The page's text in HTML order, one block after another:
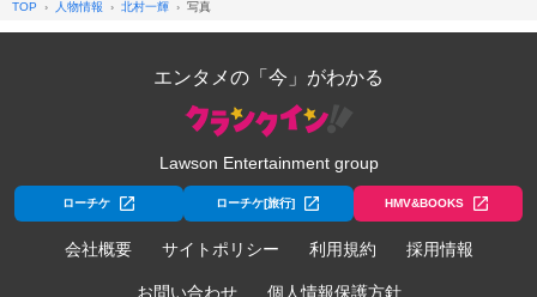
TOP 人物情報 北村一輝 写真
エンタメの「今」がわかる
Lawson Entertainment group
ローチケ ローチケ[旅行] HMV&BOOKS
会社概要 サイトポリシー 利用規約 採用情報
お問い合わせ 個人情報保護方針